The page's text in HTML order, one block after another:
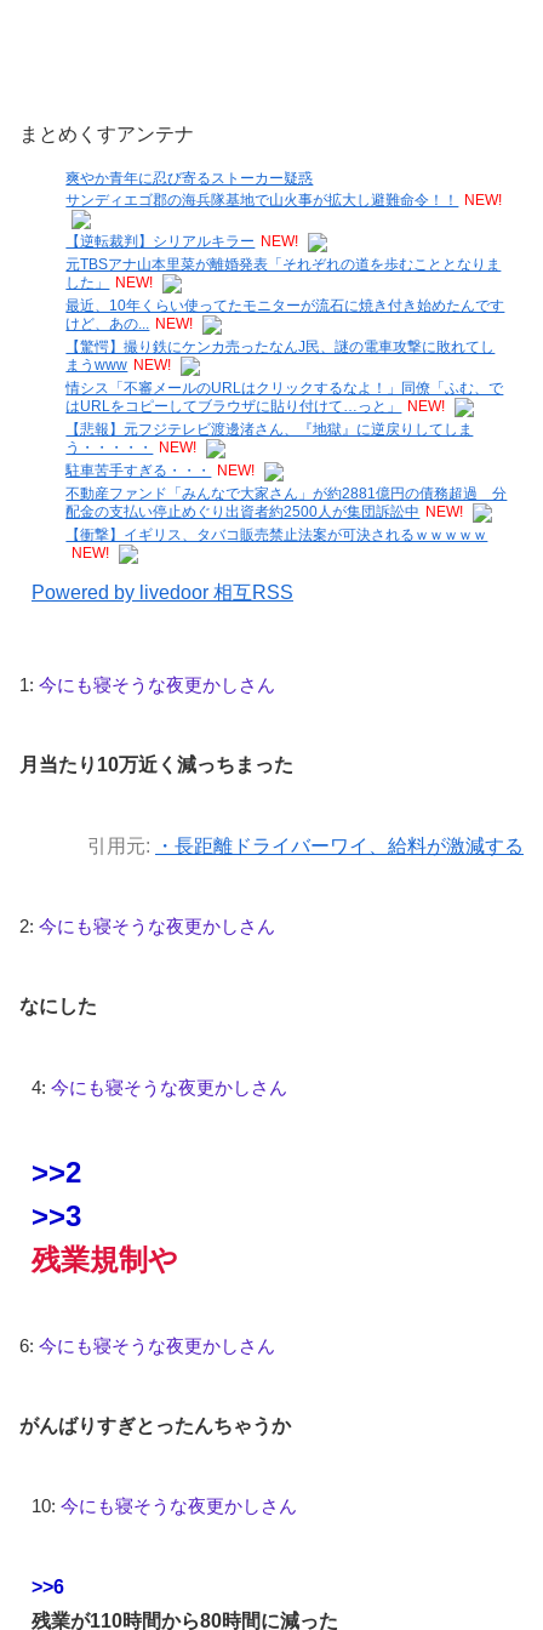
まとめくすアンテナ
爽やか青年に忍び寄るストーカー疑惑
サンディエゴ郡の海兵隊基地で山火事が拡大し避難命令！！
NEW!
【逆転裁判】シリアルキラー NEW!
元TBSアナ山本里菜が離婚発表「それぞれの道を歩むこととなりま
した」
NEW!
最近、10年くらい使ってたモニターが流石に焼き付き始めたんです
けど、あの...
NEW!
【驚愕】撮り鉄にケンカ売ったなんJ民、謎の電車攻撃に敗れてし
まうwww NEW!
情シス「不審メールのURLはクリックするなよ！」同僚「ふむ、で
はURLをコピーしてブラウザに貼り付けて…っと」
NEW!
【悲報】元フジテレビ渡邊渚さん、『地獄』に逆戻りしてしま
う・・・・・
NEW!
駐車苦手すぎる・・・
NEW!
不動産ファンド「みんなで大家さん」が約2881億円の債務超過 分
配金の支払い停止めぐり出資者約2500人が集団訴訟中 NEW!
【衝撃】イギリス、タバコ販売禁止法案が可決されるｗｗｗｗｗ
NEW!
Powered by livedoor 相互RSS
1: 今にも寝そうな夜更かしさん
月当たり10万近く減っちまった
引用元: ・長距離ドライバーワイ、給料が激減する
2: 今にも寝そうな夜更かしさん
なにした
4: 今にも寝そうな夜更かしさん
>>2
>>3
残業規制や
6: 今にも寝そうな夜更かしさん
がんばりすぎとったんちゃうか
10: 今にも寝そうな夜更かしさん
>>6
残業が110時間から80時間に減った